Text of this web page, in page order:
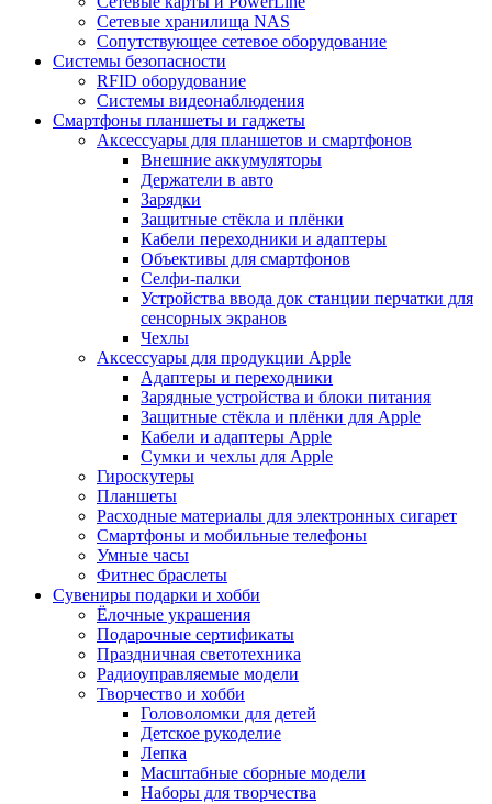
Сетевые хранилища NAS
Сопутствующее сетевое оборудование
Системы безопасности
RFID оборудование
Системы видеонаблюдения
Смартфоны планшеты и гаджеты
Аксессуары для планшетов и смартфонов
Внешние аккумуляторы
Держатели в авто
Зарядки
Защитные стёкла и плёнки
Кабели переходники и адаптеры
Объективы для смартфонов
Селфи-палки
Устройства ввода док станции перчатки для
сенсорных экранов
Чехлы
Аксессуары для продукции Apple
Адаптеры и переходники
Зарядные устройства и блоки питания
Защитные стёкла и плёнки для Apple
Кабели и адаптеры Apple
Сумки и чехлы для Apple
Гироскутеры
Планшеты
Расходные материалы для электронных сигарет
Смартфоны и мобильные телефоны
Умные часы
Фитнес браслеты
Сувениры подарки и хобби
Ёлочные украшения
Подарочные сертификаты
Праздничная светотехника
Радиоуправляемые модели
Творчество и хобби
Головоломки для детей
Детское рукоделие
Лепка
Масштабные сборные модели
Наборы для творчества